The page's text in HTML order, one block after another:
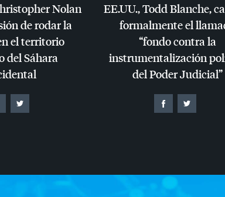
Nolan
de rodar la
el territorio
del Sáhara
EE.UU., Todd Blanche,
formalmente el
“fondo contra la
instrumentalización
del Poder Judicial”